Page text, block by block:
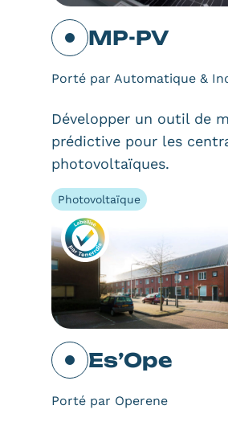
MP-PV
Porté par Automatique &
Développer un outil de
prédictive pour les
photovoltaïques.
Photovoltaïque
Es’Ope
Porté par Operene